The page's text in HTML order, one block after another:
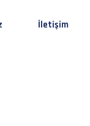
İletişim